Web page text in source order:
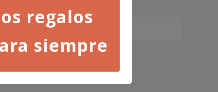
de privacidad
regalos
siempre